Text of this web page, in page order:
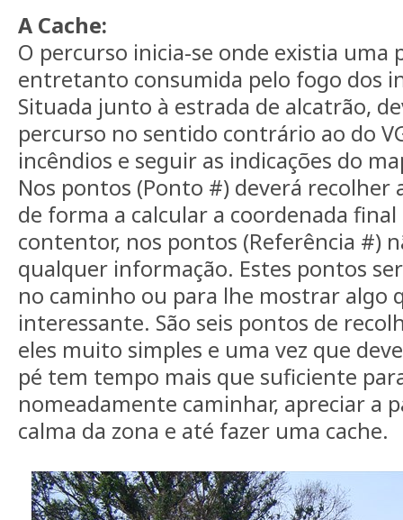
A Cache:
O percurso inicia-se onde existia uma
entretanto consumida pelo fogo dos
Situada junto à estrada de alcatrão,
percurso no sentido contrário ao do
incêndios e seguir as indicações do
Nos pontos (Ponto #) deverá recolher
de forma a calcular a coordenada
contentor, nos pontos (Referência #)
qualquer informação. Estes pontos
no caminho ou para lhe mostrar algo
interessante. São seis pontos de
eles muito simples e uma vez que
pé tem tempo mais que suficiente
nomeadamente caminhar, apreciar a
calma da zona e até fazer uma cache.